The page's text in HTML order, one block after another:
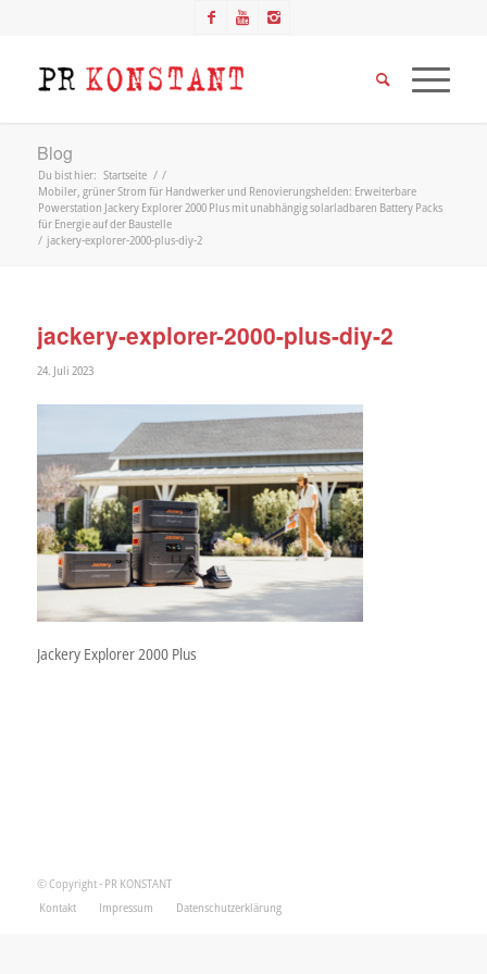
Blog
Du bist hier: Startseite / /
Mobiler, grüner Strom für Handwerker und Renovierungshelden: Erweiterbare
Powerstation Jackery Explorer 2000 Plus mit unabhängig solarladbaren Battery Packs
für Energie auf der Baustelle
/ jackery-explorer-2000-plus-diy-2
jackery-explorer-2000-plus-diy-2
24. Juli 2023
Jackery Explorer 2000 Plus
© Copyright - PR KONSTANT
Kontakt
Impressum Datenschutzerklärung